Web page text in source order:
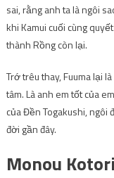
sai, rằng anh ta là ngôi
khi Kamui cuối cùng
thành Rồng còn lại.
Trớ trêu thay, Fuuma lại
tâm. Là anh em tốt của
của Đền Togakushi, ngôi
đời gần đây.
Monou Kotori